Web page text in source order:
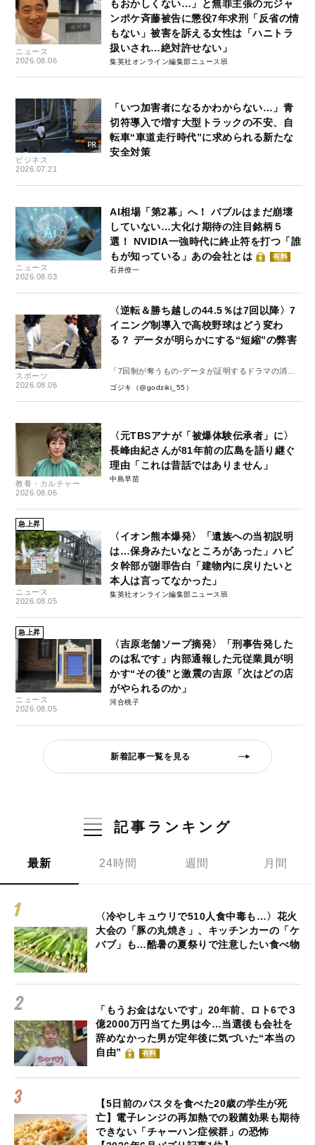
ニュース
2026.08.06
もおかしくない…」と無罪主張の元ジャ
ンポケ斉藤被告に懲役7年求刑「反省の情
もない」被害を訴える女性は「ハニトラ
扱いされ…絶対許せない」
集英社オンライン編集部ニュース班
ビジネス
2026.07.21
「いつ加害者になるかわからない…」青
切符導入で増す大型トラックの不安、自
転車“車道走行時代”に求められる新たな
安全対策
ニュース
2026.08.03
AI相場「第2幕」へ！ バブルはまだ崩壊
していない…大化け期待の注目銘柄５
選！ NVIDIA一強時代に終止符を打つ「誰
もが知っている」あの会社とは
有料
石井僚一
スポーツ
2026.08.06
〈逆転＆勝ち越しの44.5％は7回以降〉7
イニング制導入で高校野球はどう変わ
る？ データが明らかにする“短縮”の弊害
「7回制が奪うもの-データが証明するドラマの消
失-」
ゴジキ（@godziki_55）
教養・カルチャー
2026.08.06
〈元TBSアナが「被爆体験伝承者」に〉
長峰由紀さんが81年前の広島を語り継ぐ
理由「これは昔話ではありません」
中島早苗
急上昇
ニュース
2026.08.05
〈イオン熊本爆発〉「遺族への当初説明
は…保身みたいなところがあった」ハビ
タ幹部が謝罪告白「建物内に戻りたいと
本人は言ってなかった」
集英社オンライン編集部ニュース班
急上昇
ニュース
2026.08.05
〈吉原老舗ソープ摘発〉「刑事告発した
のは私です」内部通報した元従業員が明
かす“その後”と激震の吉原「次はどの店
がやられるのか」
河合桃子
新着記事一覧を見る
記事ランキング
最新 24時間 週間 月間
〈冷やしキュウリで510人食中毒も…〉花火
大会の「豚の丸焼き」、キッチンカーの「ケ
バブ」も…酷暑の夏祭りで注意したい食べ物
「もうお金はないです」20年前、ロト6で３
億2000万円当てた男は今…当選後も会社を
辞めなかった男が定年後に気づいた“本当の
自由”
有料
【5日前のパスタを食べた20歳の学生が死
亡】電子レンジの再加熱での殺菌効果も期待
できない「チャーハン症候群」の恐怖